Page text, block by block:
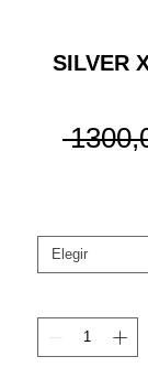
SILVER